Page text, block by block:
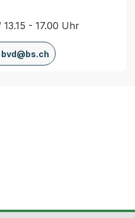
- 17.00 Uhr
bvd@bs.ch